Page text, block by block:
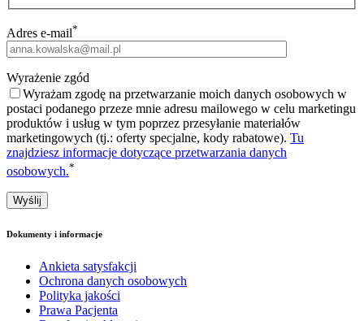
Adres e-mail*
Wyrażenie zgód
Wyrażam zgodę na przetwarzanie moich danych osobowych w
postaci podanego przeze mnie adresu mailowego w celu marketingu
produktów i usług w tym poprzez przesyłanie materiałów
marketingowych (tj.: oferty specjalne, kody rabatowe). Tu
znajdziesz informacje dotyczące przetwarzania danych
osobowych.*
Dokumenty i informacje
Ankieta satysfakcji
Ochrona danych osobowych
Polityka jakości
Prawa Pacjenta